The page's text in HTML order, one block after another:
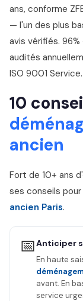
ans, conforme
— l'un des plus
avis vérifiés.
audités
ISO 9001 Service.
10
ancien
Fort de 10+ ans
ses conseils
ancien Paris.
📅Anticiper
En haute
avant. En
service